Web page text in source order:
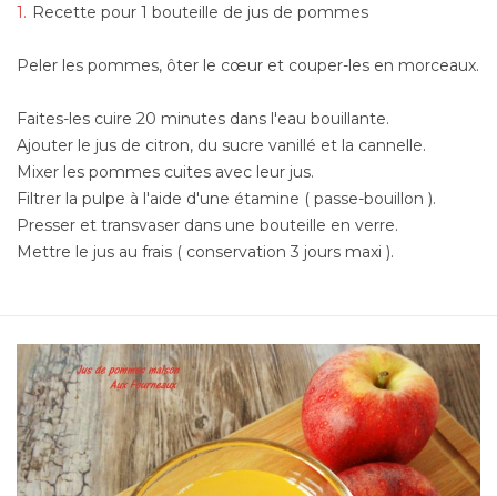
Recette pour 1 bouteille de jus de pommes
Peler les pommes, ôter le cœur et couper-les en morceaux.
Faites-les cuire 20 minutes dans l'eau bouillante.
Ajouter le jus de citron, du sucre vanillé et la cannelle.
Mixer les pommes cuites avec leur jus.
Filtrer la pulpe à l'aide d'une étamine ( passe-bouillon ).
Presser et transvaser dans une bouteille en verre.
Mettre le jus au frais ( conservation 3 jours maxi ).